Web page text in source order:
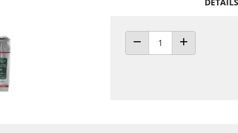
ANZAHL VERRINGERN
ANZAHL